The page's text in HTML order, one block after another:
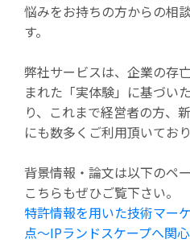
悩みをお持ちの方からの相
す。
弊社サービスは、企業の存
まれた「実体験」に基づい
り、これまで経営者の方、
にも数多くご利用頂いており
背景情報・論文は以下のペ
こちらもぜひご覧下さい。
特許情報を用いた技術マー
点〜IPランドスケープへ関